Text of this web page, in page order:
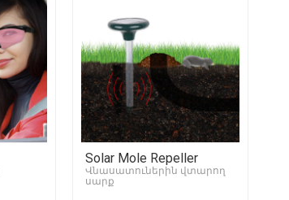
Solar Mole Repeller
Վնասատուներին վտարող
սարք